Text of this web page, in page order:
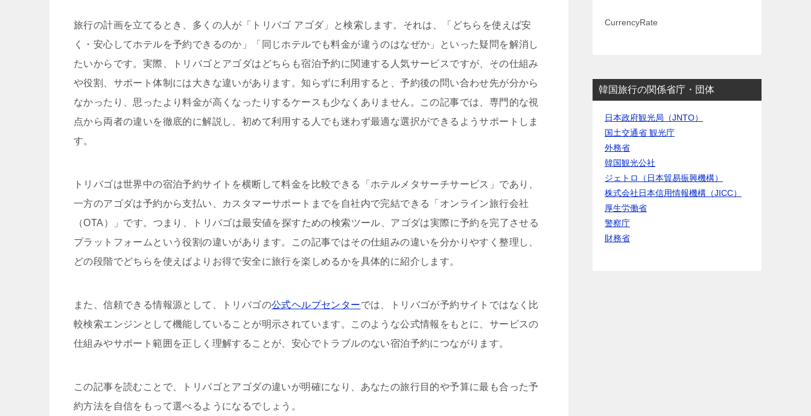
旅行の計画を立てるとき、多くの人が「トリバゴ アゴダ」と検索します。それは、「どちらを使えば安
く・安心してホテルを予約できるのか」「同じホテルでも料金が違うのはなぜか」といった疑問を解消し
たいからです。実際、トリバゴとアゴダはどちらも宿泊予約に関連する人気サービスですが、その仕組み
や役割、サポート体制には大きな違いがあります。知らずに利用すると、予約後の問い合わせ先が分から
なかったり、思ったより料金が高くなったりするケースも少なくありません。この記事では、専門的な視
点から両者の違いを徹底的に解説し、初めて利用する人でも迷わず最適な選択ができるようサポートしま
す。
トリバゴは世界中の宿泊予約サイトを横断して料金を比較できる「ホテルメタサーチサービス」であり、
一方のアゴダは予約から支払い、カスタマーサポートまでを自社内で完結できる「オンライン旅行会社
（OTA）」です。つまり、トリバゴは最安値を探すための検索ツール、アゴダは実際に予約を完了させる
プラットフォームという役割の違いがあります。この記事ではその仕組みの違いを分かりやすく整理し、
どの段階でどちらを使えばよりお得で安全に旅行を楽しめるかを具体的に紹介します。
また、信頼できる情報源として、トリバゴの公式ヘルプセンターでは、トリバゴが予約サイトではなく比
較検索エンジンとして機能していることが明示されています。このような公式情報をもとに、サービスの
仕組みやサポート範囲を正しく理解することが、安心でトラブルのない宿泊予約につながります。
この記事を読むことで、トリバゴとアゴダの違いが明確になり、あなたの旅行目的や予算に最も合った予
約方法を自信をもって選べるようになるでしょう。
CurrencyRate
韓国旅行の関係省庁・団体
日本政府観光局（JNTO）
国土交通省 観光庁
外務省
韓国観光公社
ジェトロ（日本貿易振興機構）
株式会社日本信用情報機構（JICC）
厚生労働省
警察庁
財務省